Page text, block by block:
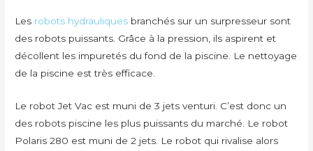
Les robots hydrauliques branchés sur un surpresseur sont
des robots puissants. Grâce à la pression, ils aspirent et
décollent les impuretés du fond de la piscine. Le nettoyage
de la piscine est très efficace.
Le robot Jet Vac est muni de 3 jets venturi. C’est donc un
des robots piscine les plus puissants du marché. Le robot
Polaris 280 est muni de 2 jets. Le robot qui rivalise alors